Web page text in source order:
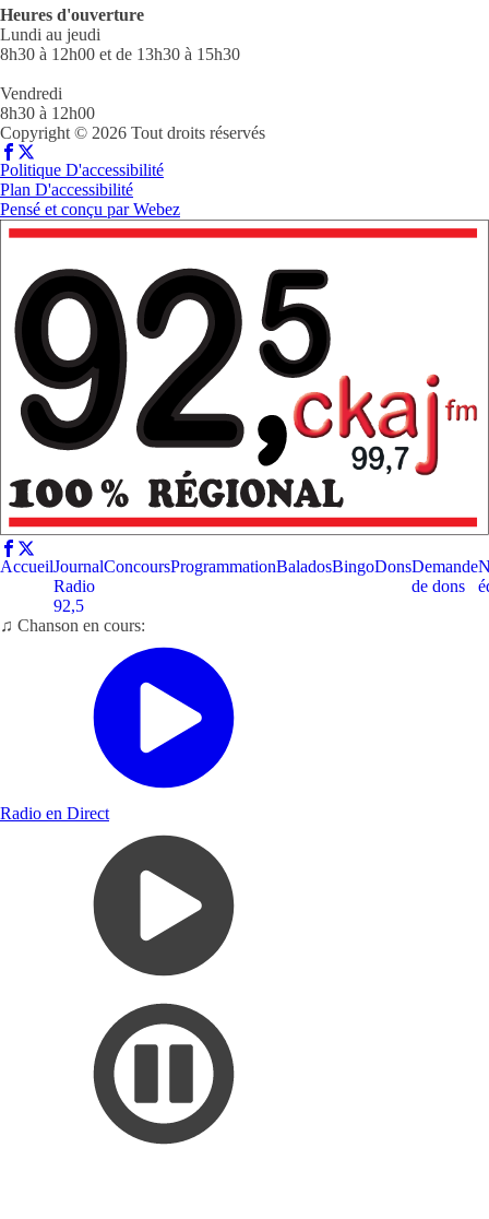
Heures d'ouverture
Lundi au jeudi
8h30 à 12h00 et de 13h30 à 15h30
Vendredi
8h30 à 12h00
Copyright © 2026 Tout droits réservés
Politique D'accessibilité
Plan D'accessibilité
Pensé et conçu parWebez
AccueilJournal
Radio
92,5
ConcoursProgrammationBaladosBingoDonsDemande
de dons
♫ Chanson en cours:
Radio en Direct